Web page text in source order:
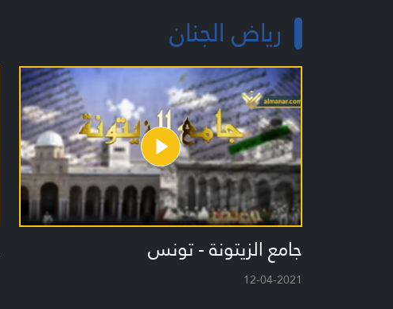
رياض الجنان
جامع الزيتونة - تونس
12-04-2021